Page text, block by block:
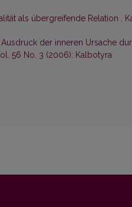
als übergreifende Relation ,
der inneren Ursache
56 No. 3 (2006): Kalbotyra